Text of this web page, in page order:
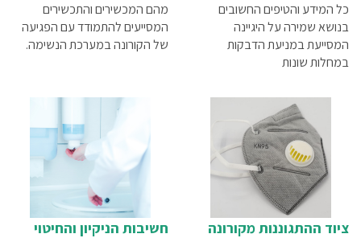
מהם המכשירים והתכשירים
המסייעים להתמודד עם הפגיעה
של הקורונה במערכת הנשימה.
כל המידע והטיפים החשובים
בנושא שמירה על היגיינה
המסייעת במניעת הדבקות
במחלות שונות
חשיבות הניקיון והחיטוי
ציוד ההתגוננות מקורונה